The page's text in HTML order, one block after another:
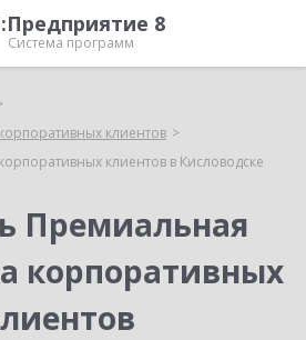
8
Система программ
клиентов
клиентов в Кисловодске
Премиальная
корпоративных